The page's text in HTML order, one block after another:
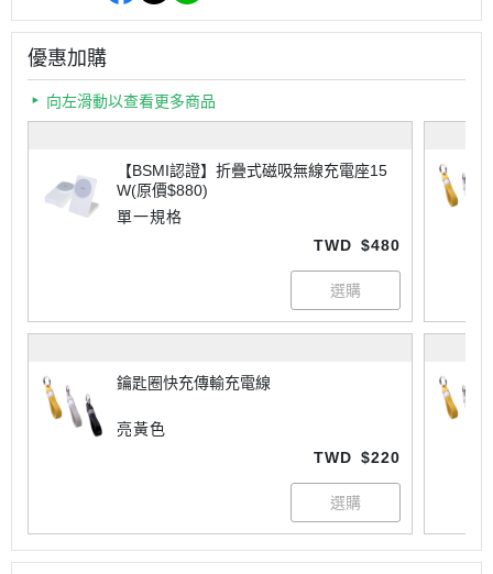
優惠加購
向左滑動以查看更多商品
【BSMI認證】折疊式磁吸無線充電座15
W(原價$880)
單一規格
TWD $480
鑰匙圈快充傳輸充電線
亮黃色
TWD $220